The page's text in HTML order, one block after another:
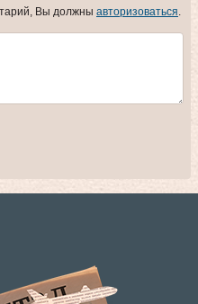
Вы должны авторизоваться.